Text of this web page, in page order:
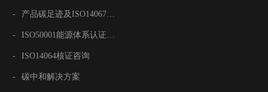
-
-
- ISO14064核证咨询
- 碳中和解决方案